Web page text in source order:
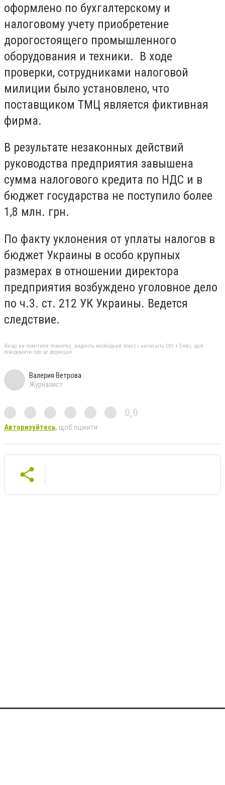
оформлено по бухгалтерскому и
налоговому учету приобретение
дорогостоящего промышленного
оборудования и техники. В ходе
проверки, сотрудниками налоговой
милиции было установлено, что
поставщиком ТМЦ является фиктивная
фирма.
В результате незаконных действий
руководства предприятия завышена
сумма налогового кредита по НДС и в
бюджет государства не поступило более
1,8 млн. грн.
По факту уклонения от уплаты налогов в
бюджет Украины в особо крупных
размерах в отношении директора
предприятия возбуждено уголовное дело
по ч.3. ст. 212 УК Украины. Ведется
следствие.
Якщо ви помітили помилку, виділіть необхідний текст і натисніть Ctrl + Enter, щоб
повідомити про це редакцію
Валерия Ветрова
Журналист
0,0
Авторизуйтесь, щоб оцінити